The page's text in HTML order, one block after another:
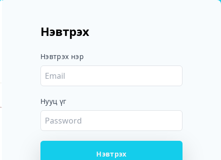
Нэвтрэх
Нэвтрэх нэр
Нууц үг
Нэвтрэх